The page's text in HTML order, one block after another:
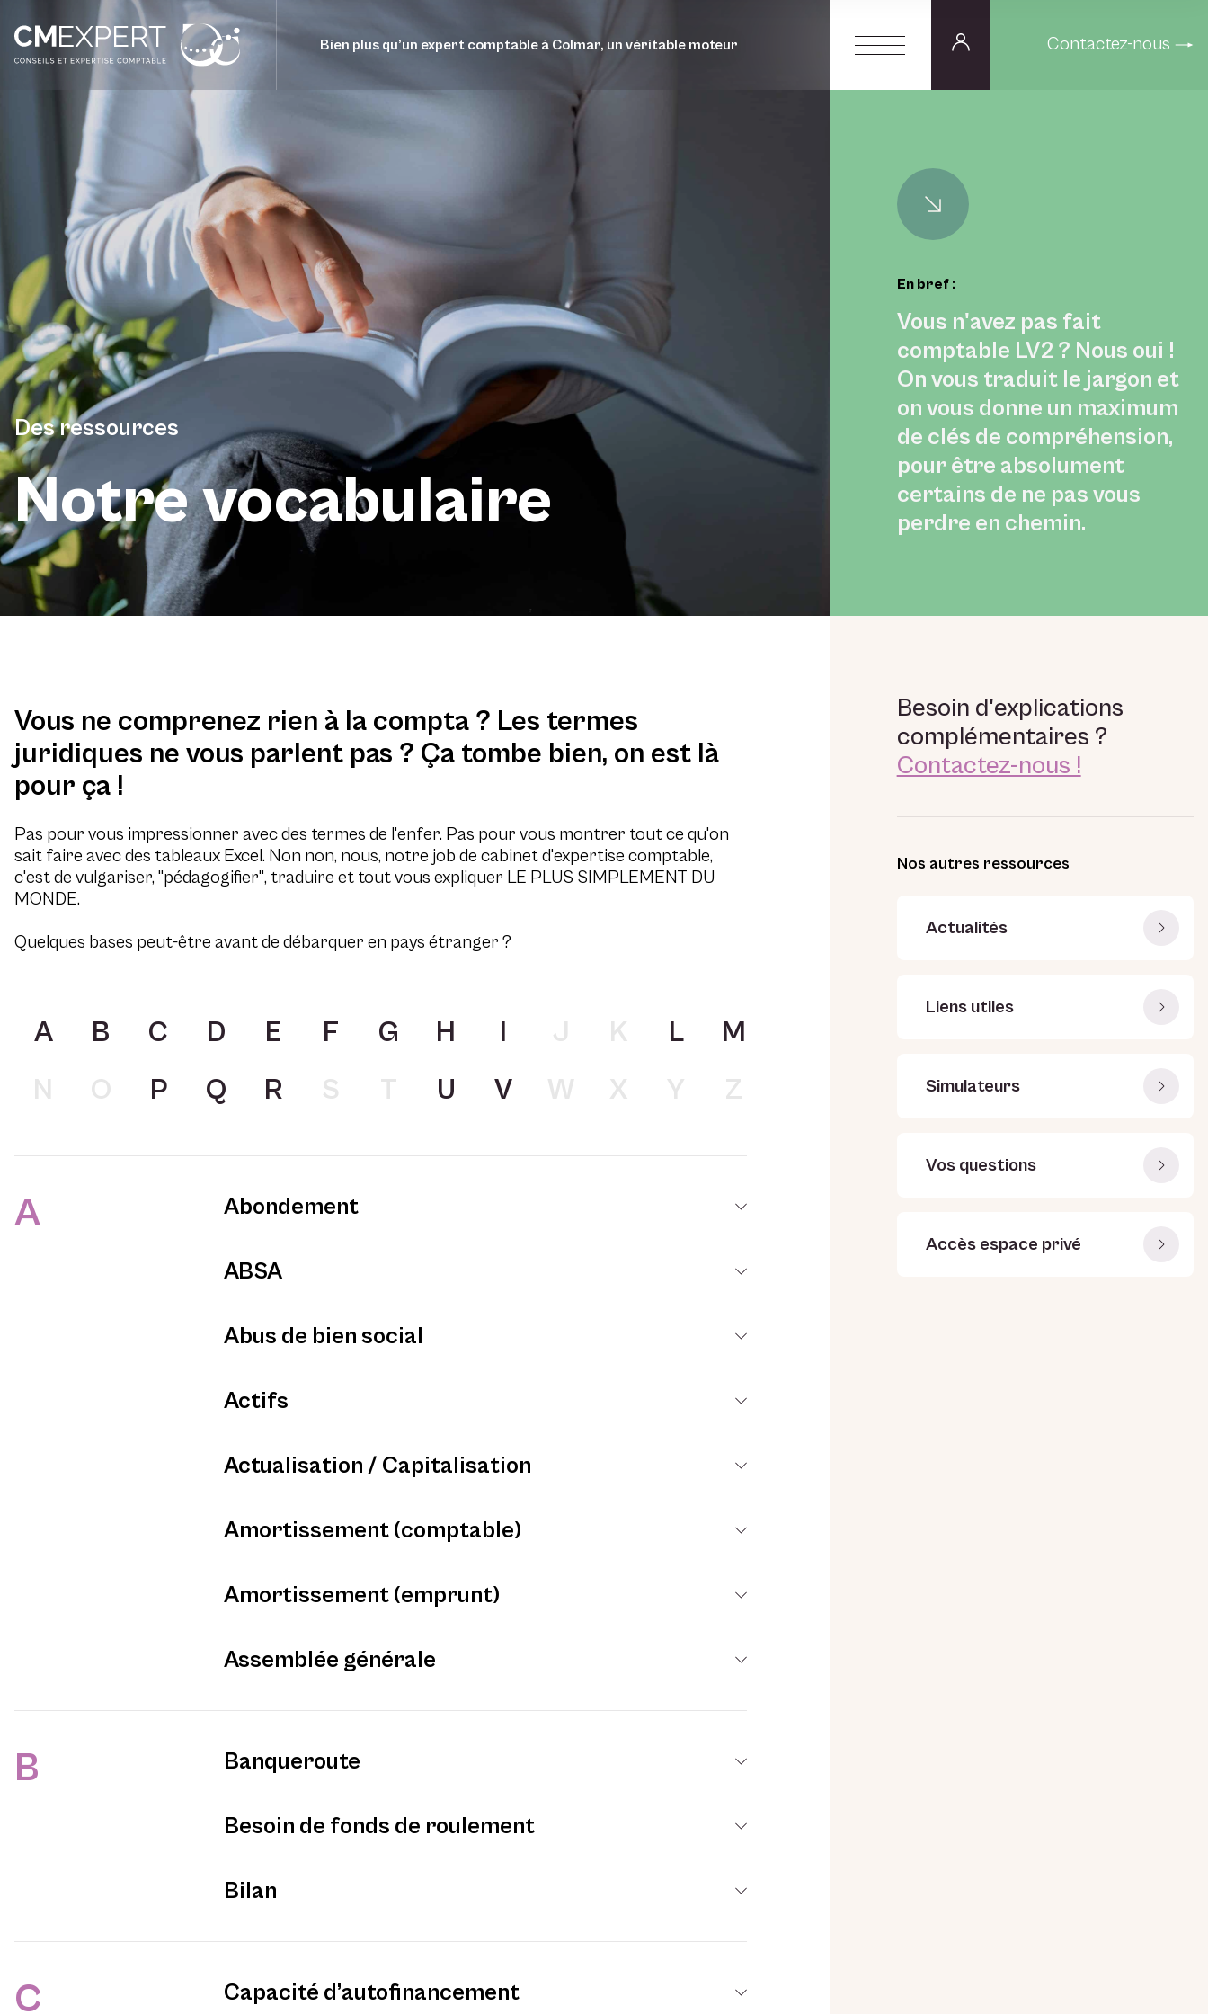
Bien plus qu’un expert comptable à Colmar, un véritable moteur Contactez-nous
Des ressources
Notre vocabulaire
En bref :
Vous n'avez pas fait
comptable LV2 ? Nous oui !
On vous traduit le jargon et
on vous donne un maximum
de clés de compréhension,
pour être absolument
certains de ne pas vous
perdre en chemin.
Vous ne comprenez rien à la compta ? Les termes
juridiques ne vous parlent pas ? Ça tombe bien, on est là
pour ça !
Pas pour vous impressionner avec des termes de l'enfer. Pas pour vous montrer tout ce qu'on
sait faire avec des tableaux Excel. Non non, nous, notre job de cabinet d'expertise comptable,
c'est de vulgariser, "pédagogifier", traduire et tout vous expliquer LE PLUS SIMPLEMENT DU
MONDE.
Quelques bases peut-être avant de débarquer en pays étranger ?
A B C D E F G H I J K L
M
N
O P Q R S T U V W X Y Z
A Abondement
ABSA
Abus de bien social
Actifs
Actualisation / Capitalisation
Amortissement (comptable)
Amortissement (emprunt)
Assemblée générale
B Banqueroute
Besoin de fonds de roulement
Bilan
C Capacité d’autofinancement
Besoin d'explications
complémentaires ?
Contactez-nous !
Nos autres ressources
Actualités
Liens utiles
Simulateurs
Vos questions
Accès espace privé